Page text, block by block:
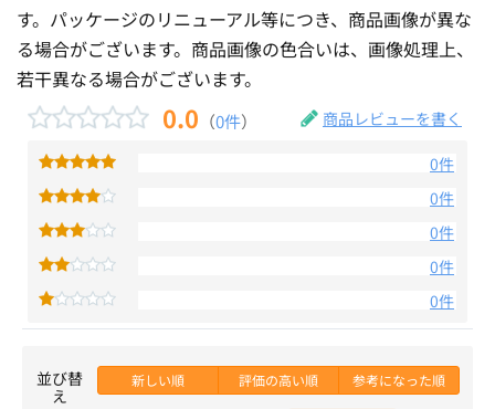
す。パッケージのリニューアル等につき、商品画像が異な
る場合がございます。商品画像の色合いは、画像処理上、
若干異なる場合がございます。
0.0 （0件） 商品レビューを書く
0件
0件
0件
0件
0件
並び替
え
新しい順 評価の高い順 参考になった順